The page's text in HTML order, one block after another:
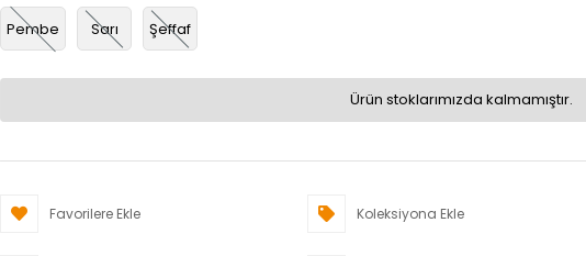
Pembe Sarı Şeffaf
Ürün stoklarımızda kalmamıştır.
Favorilere Ekle Koleksiyona Ekle